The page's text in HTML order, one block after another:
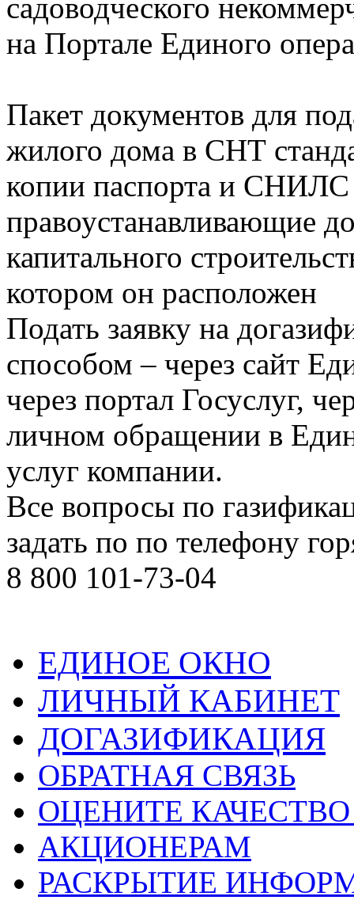
садоводческого
на Портале Единого
Пакет документов для
жилого дома в СНТ
копии паспорта и СНИЛС
правоустанавливающие
капитального
котором он расположен
Подать заявку на
способом – через сайт
через портал Госуслуг,
личном обращении в
услуг компании.
Все вопросы по
задать по по телефону
8 800 101-73-04
ЕДИНОЕ ОКНО
ЛИЧНЫЙ КАБИНЕТ
ДОГАЗИФИКАЦИЯ
ОБРАТНАЯ СВЯЗЬ
ОЦЕНИТЕ
АКЦИОНЕРАМ
РАСКРЫТИЕ